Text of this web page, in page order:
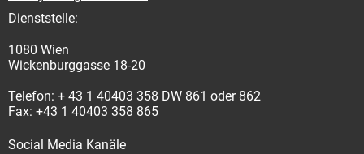
Dienststelle:
1080 Wien
Wickenburggasse 18-20
Telefon: + 43 1 40403 358 DW 861 oder 862
Fax: +43 1 40403 358 865
Social Media Kanäle